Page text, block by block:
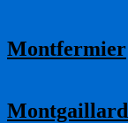
Montfermier
Montgaillard